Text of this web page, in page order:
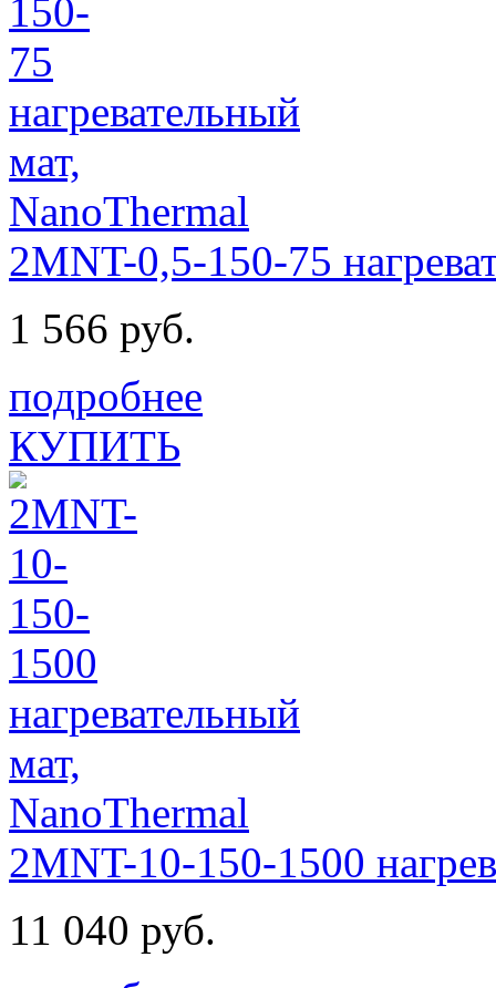
2MNT-0,5-150-75
1 566 руб.
подробнее
КУПИТЬ
2MNT-10-150-1500
11 040 руб.